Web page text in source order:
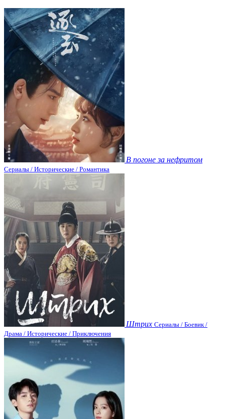
В погоне за нефритом
Сериалы / Исторические / Романтика
Штрих Сериалы / Боевик /
Драма / Исторические / Приключения